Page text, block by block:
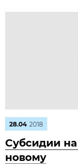
28.04 2018
Субсидии
новому